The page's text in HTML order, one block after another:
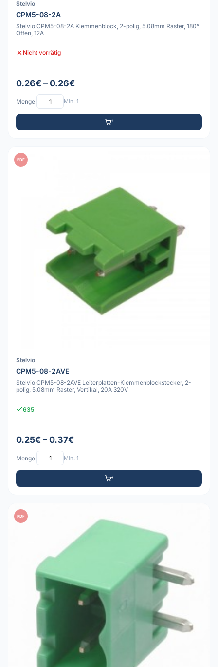
Stelvio
CPM5-08-2A
Stelvio CPM5-08-2A Klemmenblock, 2-polig, 5.08mm Raster, 180°
Offen, 12A
Nicht vorrätig
0.26€ – 0.26€
Menge: Min: 1
PDF
Stelvio
CPM5-08-2AVE
Stelvio CPM5-08-2AVE Leiterplatten-Klemmenblockstecker, 2-
polig, 5.08mm Raster, Vertikal, 20A 320V
635
0.25€ – 0.37€
Menge: Min: 1
PDF